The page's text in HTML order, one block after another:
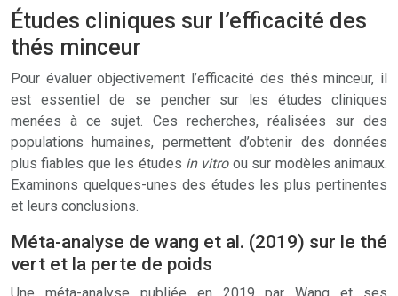
Études cliniques sur l’efficacité des
thés minceur
Pour évaluer objectivement l’efficacité des thés minceur, il
est essentiel de se pencher sur les études cliniques
menées à ce sujet. Ces recherches, réalisées sur des
populations humaines, permettent d’obtenir des données
plus fiables que les études in vitro ou sur modèles animaux.
Examinons quelques-unes des études les plus pertinentes
et leurs conclusions.
Méta-analyse de wang et al. (2019) sur le thé
vert et la perte de poids